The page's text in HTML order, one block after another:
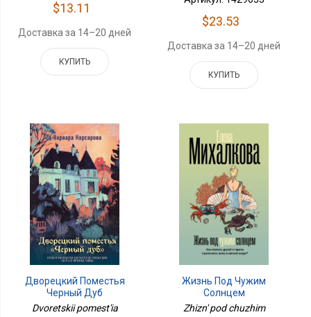
$13.11
Доставка за 14–20 дней
КУПИТЬ
$23.53
Доставка за 14–20 дней
КУПИТЬ
Дворецкий Поместья
Черный Дуб
Dvoretskii pomest'ia
Жизнь Под Чужим
Солнцем
Zhizn' pod chuzhim